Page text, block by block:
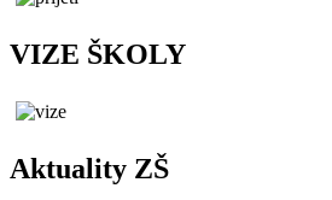
VIZE ŠKOLY
Aktuality ZŠ